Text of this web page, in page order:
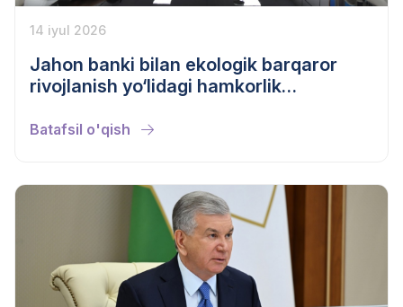
14 iyul 2026
Jahon banki bilan ekologik barqaror
rivojlanish yo‘lidagi hamkorlik
Batafsil o'qish